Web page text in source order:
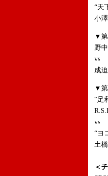
“天
小
▼第
野
vs
成
▼第
“足
vs
“ヨ
土
＜